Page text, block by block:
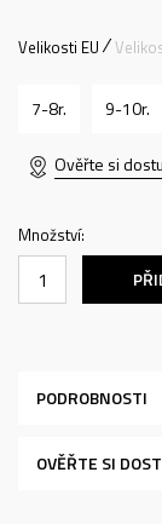
Velikosti EU
7-8r. 9-10r.
Ověřte si
Množství:
PODROBNOSTI
OVĚŘTE SI